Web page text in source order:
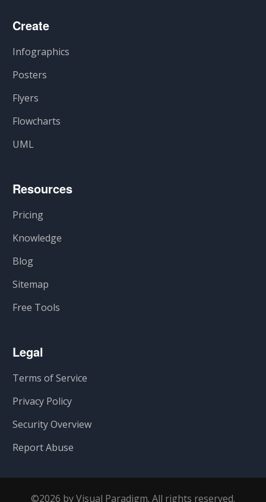
Create
Infographics
Posters
Flyers
Flowcharts
UML
Resources
Pricing
Knowledge
Blog
Sitemap
Free Tools
Legal
Terms of Service
Privacy Policy
Security Overview
Report Abuse
©2026 by Visual Paradigm. All rights reserved.